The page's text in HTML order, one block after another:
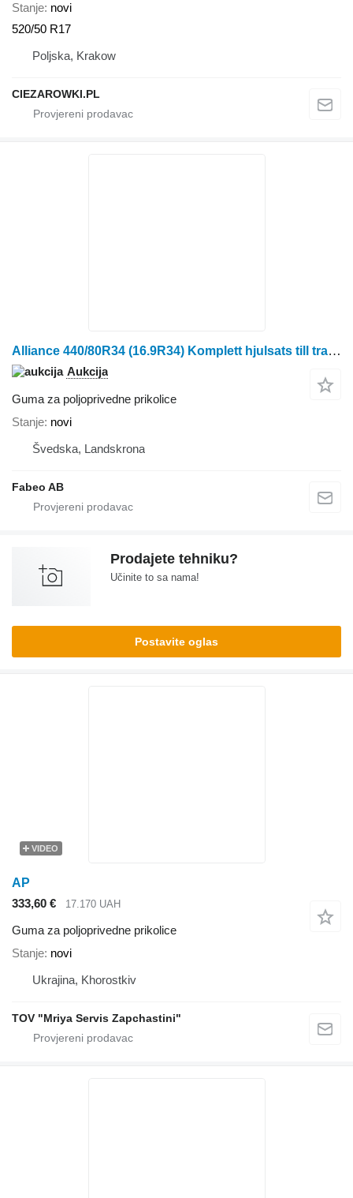
Stanje novi
520/50 R17
Poljska, Krakow
CIEZAROWKI.PL
Alliance 440/80R34 (16.9R34) Komplett hjulsats till traktor
Aukcija
Guma za poljoprivedne prikolice
Stanje novi
Švedska, Landskrona
Fabeo AB
Prodajete tehniku?
Učinite to sa nama!
Postavite oglas
VIDEO
AP
333,60 €
17.170 UAH
Guma za poljoprivedne prikolice
Stanje novi
Ukrajina, Khorostkiv
TOV "Mriya Servis Zapchastini"